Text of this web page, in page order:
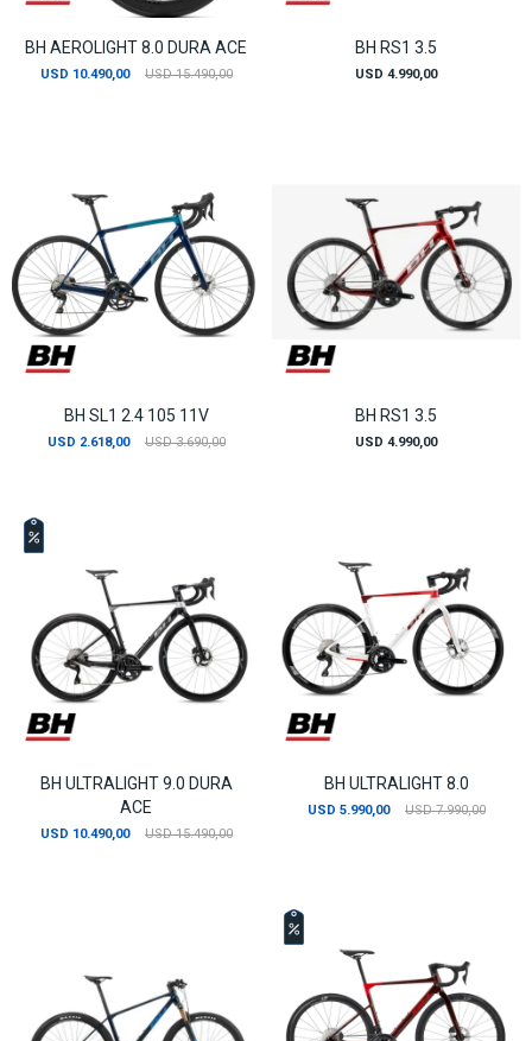
BH AEROLIGHT 8.0 DURA ACE
USD 10.490,00 USD 15.490,00
BH RS1 3.5
USD 4.990,00
BH SL1 2.4 105 11V
USD 2.618,00 USD 3.690,00
BH RS1 3.5
USD 4.990,00
BH ULTRALIGHT 9.0 DURA
ACE
USD 10.490,00 USD 15.490,00
BH ULTRALIGHT 8.0
USD 5.990,00 USD 7.990,00